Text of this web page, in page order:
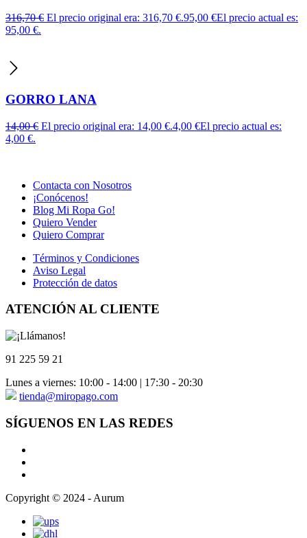
316,70€ El precio original era: 316,70 €.95,00 €El precio actual es:
95,00 €.
GORRO LANA
14,00€ El precio original era: 14,00 €.4,00 €El precio actual es:
4,00 €.
Contacta con Nosotros
¡Conócenos!
Blog Mi Ropa Go!
Quiero Vender
Quiero Comprar
Términos y Condiciones
Aviso Legal
Protección de datos
ATENCIÓN AL CLIENTE
91 225 59 21
Lunes a viernes: 10:00 - 14:00 | 17:30 - 20:30
tienda@miropago.com
SÍGUENOS EN LAS REDES
Copyright © 2024 - Aurum